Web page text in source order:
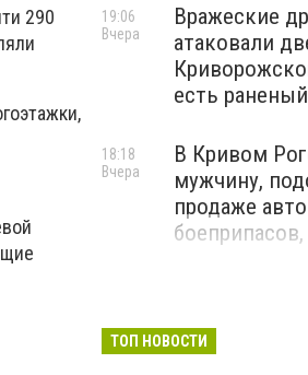
290
Вражеские
атаковали
есть раненый
19:06
Вчера
В Кривом
мужчину,
продаже
18:18
Вчера
Украине!»,
ТОП НОВОСТИ